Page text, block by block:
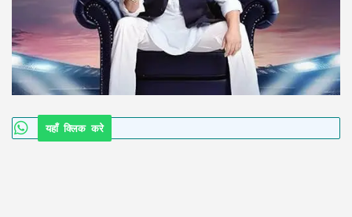
यहाँ क्लिक करे